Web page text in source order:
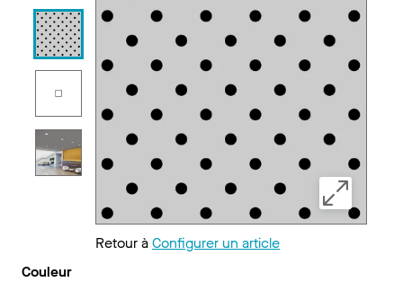
Retour àConfigurer un article
Couleur